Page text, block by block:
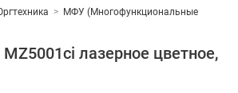
> МФУ (Многофункциональные
лазерное цветное,